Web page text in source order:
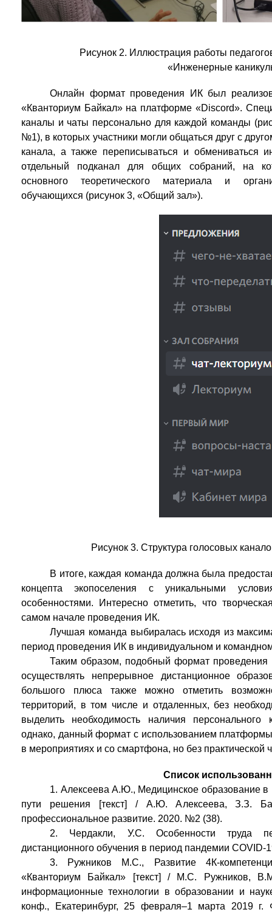
Рисунок 2. Иллюстрация работы
«Инженерные
Онлайн формат проведения ИК был
«Кванториум Байкал» на платформе «Discord».
каналы и чаты персонально для каждой команды
№1), в которых участники могли общаться друг с
канала, а также переписываться и обмениваться
отдельный подканал для общих собраний, на
основного теоретического материала и
обучающихся (рисунок 3, «Общий зал»).
Рисунок 3. Структура голосовых
В итоге, каждая команда должна была
концепта экопоселения с уникальными
особенностями. Интересно отметить, что
самом начале проведения ИК.
Лучшая команда выбиралась исходя из
период проведения ИК в индивидуальном и
Таким образом, подобный формат проведения
осуществлять непрерывное дистанционное
большого плюса также можно отметить
территорий, в том числе и отдаленных, без
выделить необходимость наличия
однако, данный формат с использованием
в мероприятиях и со смартфона, но без практической
Список
1. Алексеева А.Ю., Медицинское образование
пути решения [текст] / А.Ю. Алексеева, З.З.
профессиональное развитие. 2020. №2 (38).
2. Чердакли, У.С. Особенности труда
дистанционного обучения в период пандемии
3. Ружников М.С., Развитие 4К-
«Кванториум Байкал» [текст] / М.С. Ружников,
информационные технологии в образовании и
конф., Екатеринбург, 25 февраля–1 марта 2019